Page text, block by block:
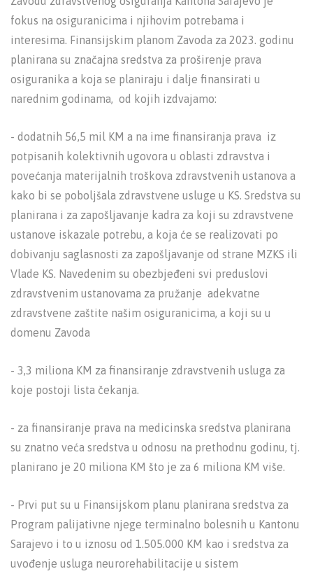
fokus na osiguranicima i njihovim potrebama i
interesima. Finansijskim planom Zavoda za 2023. godinu
planirana su značajna sredstva za proširenje prava
osiguranika a koja se planiraju i dalje finansirati u
narednim godinama, od kojih izdvajamo:
- dodatnih 56,5 mil KM a na ime finansiranja prava iz
potpisanih kolektivnih ugovora u oblasti zdravstva i
povećanja materijalnih troškova zdravstvenih ustanova a
kako bi se poboljšala zdravstvene usluge u KS. Sredstva su
planirana i za zapošljavanje kadra za koji su zdravstvene
ustanove iskazale potrebu, a koja će se realizovati po
dobivanju saglasnosti za zapošljavanje od strane MZKS ili
Vlade KS. Navedenim su obezbjeđeni svi preduslovi
zdravstvenim ustanovama za pružanje adekvatne
zdravstvene zaštite našim osiguranicima, a koji su u
domenu Zavoda
- 3,3 miliona KM za finansiranje zdravstvenih usluga za
koje postoji lista čekanja.
- za finansiranje prava na medicinska sredstva planirana
su znatno veća sredstva u odnosu na prethodnu godinu, tj.
planirano je 20 miliona KM što je za 6 miliona KM više.
- Prvi put su u Finansijskom planu planirana sredstva za
Program palijativne njege terminalno bolesnih u Kantonu
Sarajevo i to u iznosu od 1.505.000 KM kao i sredstva za
uvođenje usluga neurorehabilitacije u sistem